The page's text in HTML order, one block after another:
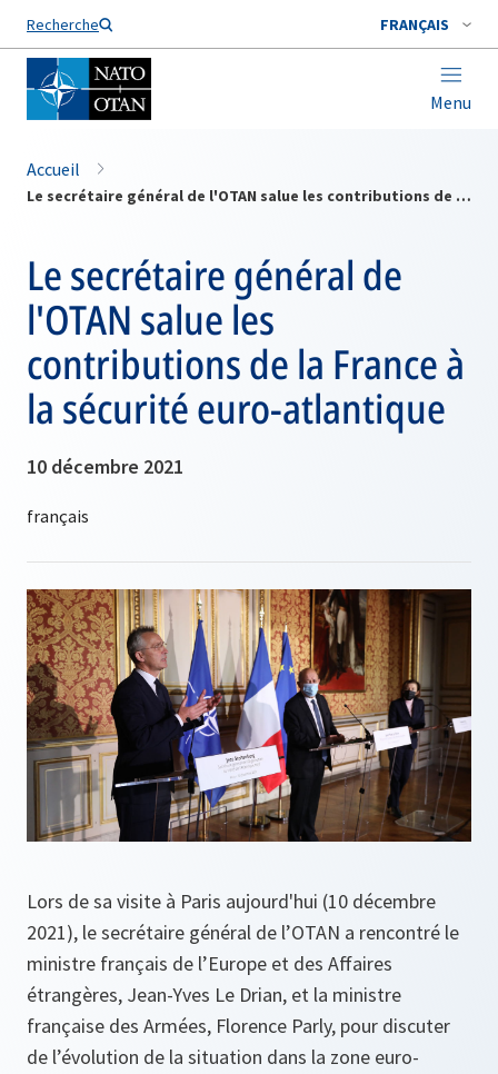
Recherche FRANÇAIS
Menu
Nom de famille*
Accueil
Le secrétaire général de l'OTAN salue les contributions de la France à la sécurité euro-atlantique
Le secrétaire général de
l'OTAN salue les
contributions de la France à
la sécurité euro-atlantique
10 décembre 2021
Lors de sa visite à Paris aujourd'hui (10 décembre
2021), le secrétaire général de l’OTAN a rencontré le
ministre français de l’Europe et des Affaires
étrangères, Jean-Yves Le Drian, et la ministre
française des Armées, Florence Parly, pour discuter
de l’évolution de la situation dans la zone euro-